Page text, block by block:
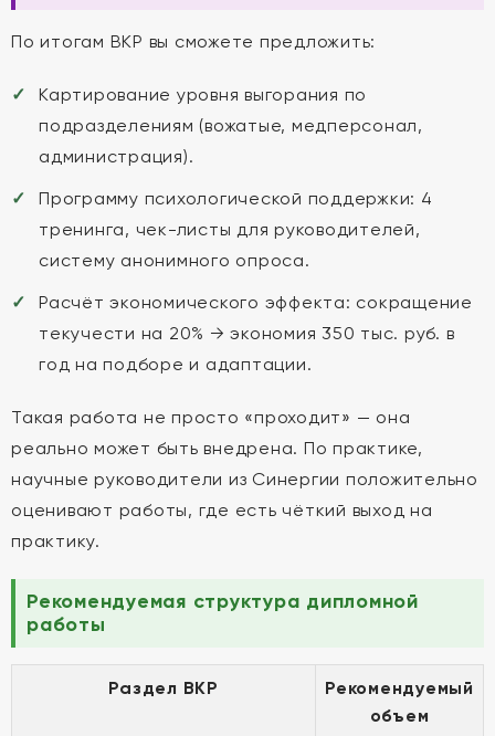
По итогам ВКР вы сможете предложить:
Картирование уровня выгорания по
подразделениям (вожатые, медперсонал,
администрация).
Программу психологической поддержки: 4
тренинга, чек-листы для руководителей,
систему анонимного опроса.
Расчёт экономического эффекта: сокращение
текучести на 20% → экономия 350 тыс. руб. в
год на подборе и адаптации.
Такая работа не просто «проходит» — она
реально может быть внедрена. По практике,
научные руководители из Синергии положительно
оценивают работы, где есть чёткий выход на
практику.
Рекомендуемая структура дипломной
работы
Раздел ВКР
Рекомендуемый
объем